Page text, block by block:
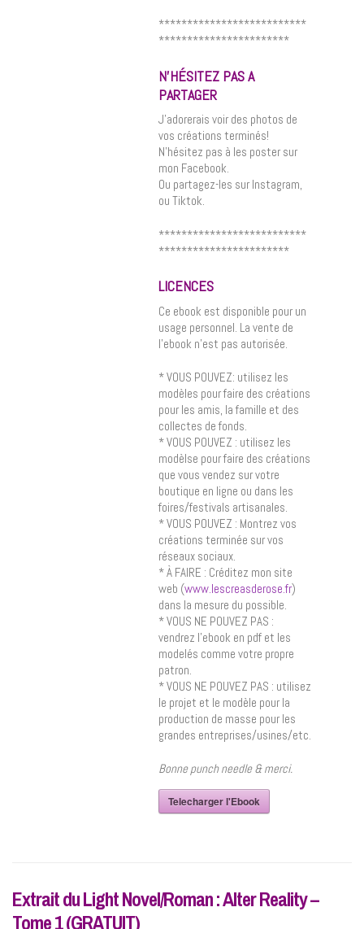
**************************
***********************
N’HÉSITEZ PAS A
PARTAGER
J’adorerais voir des photos de
vos créations terminés!
N’hésitez pas à les poster sur
mon Facebook.
Ou partagez-les sur Instagram,
ou Tiktok.
**************************
***********************
LICENCES
Ce ebook est disponible pour un
usage personnel. La vente de
l’ebook n’est pas autorisée.
* VOUS POUVEZ: utilisez les
modèles pour faire des créations
pour les amis, la famille et des
collectes de fonds.
* VOUS POUVEZ : utilisez les
modèlse pour faire des créations
que vous vendez sur votre
boutique en ligne ou dans les
foires/festivals artisanales.
* VOUS POUVEZ : Montrez vos
créations terminée sur vos
réseaux sociaux.
* À FAIRE : Créditez mon site
web (www.lescreasderose.fr)
dans la mesure du possible.
* VOUS NE POUVEZ PAS :
vendrez l’ebook en pdf et les
modelés comme votre propre
patron.
* VOUS NE POUVEZ PAS : utilisez
le projet et le modèle pour la
production de masse pour les
grandes entreprises/usines/etc.
Bonne punch needle & merci.
Telecharger l'Ebook
Extrait du Light Novel/Roman : Alter Reality –
Tome 1 (GRATUIT)